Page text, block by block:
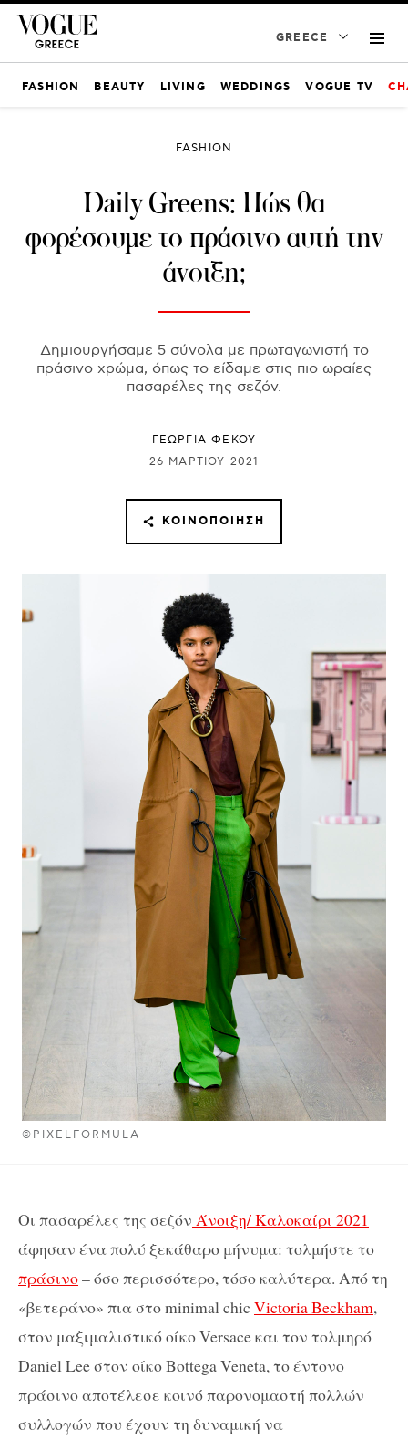
GREECE
FASHION BEAUTY LIVING WEDDINGS VOGUE TV
©PIXELFORMULA
FASHION
Daily Greens: Πώς θα
φορέσουμε το πράσινο αυτή την
άνοιξη;
Δημιουργήσαμε 5 σύνολα με πρωταγωνιστή το
πράσινο χρώμα, όπως το είδαμε στις πιο ωραίες
πασαρέλες της σεζόν.
ΓΕΩΡΓΙΑ ΦΕΚΟΥ
26 ΜΑΡΤΊΟΥ 2021
ΚΟΙΝΟΠΟΊΗΣΗ
Οι πασαρέλες της σεζόν Άνοιξη/ Καλοκαίρι 2021
άφησαν ένα πολύ ξεκάθαρο μήνυμα: τολμήστε το
πράσινο– όσο περισσότερο, τόσο καλύτερα. Από τη
«βετεράνο» πια στο minimal chic Victoria Beckham,
στον μαξιμαλιστικό οίκο Versace και τον τολμηρό
Daniel Lee στον οίκο Bottega Veneta, το έντονο
πράσινο αποτέλεσε κοινό παρoνομαστή πολλών
συλλογών που έχουν τη δυναμική να